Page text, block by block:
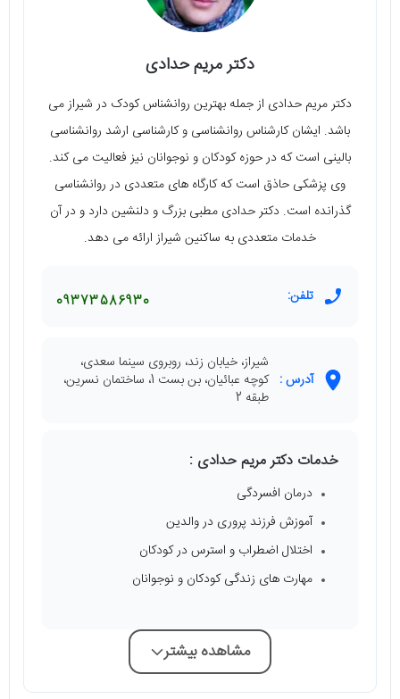
دکتر مریم حدادی
دکتر مریم حدادی از جمله بهترین روانشناس کودک در شیراز می
باشد. ایشان کارشناس روانشناسی و کارشناسی ارشد روانشناسی
بالینی است که در حوزه کودکان و نوجوانان نیز فعالیت می کند.
وی پزشکی حاذق است که کارگاه های متعددی در روانشناسی
گذرانده است. دکتر حدادی مطبی بزرگ و دلنشین دارد و در آن
خدمات متعددی به ساکنین شیراز ارائه می دهد.
تلفن: 09373586930
آدرس :
شیراز، خیابان زند، روبروی سینما سعدی،
کوچه عبائیان، بن بست 1، ساختمان نسرین،
طبقه 2
خدمات دکتر مریم حدادی :
درمان افسردگی
آموزش فرزند پروری در والدین
اختلال اضطراب و استرس در کودکان
مهارت های زندگی کودکان و نوجوانان
مشاهده بیشتر